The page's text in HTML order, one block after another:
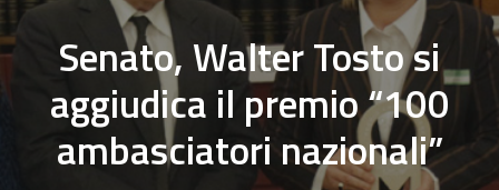
PRODOTTI
ATTIVITÀ
CONTATTI
LAVORA CON NOI
Senato, Walter Tosto si
aggiudica il premio “100
ambasciatori nazionali”